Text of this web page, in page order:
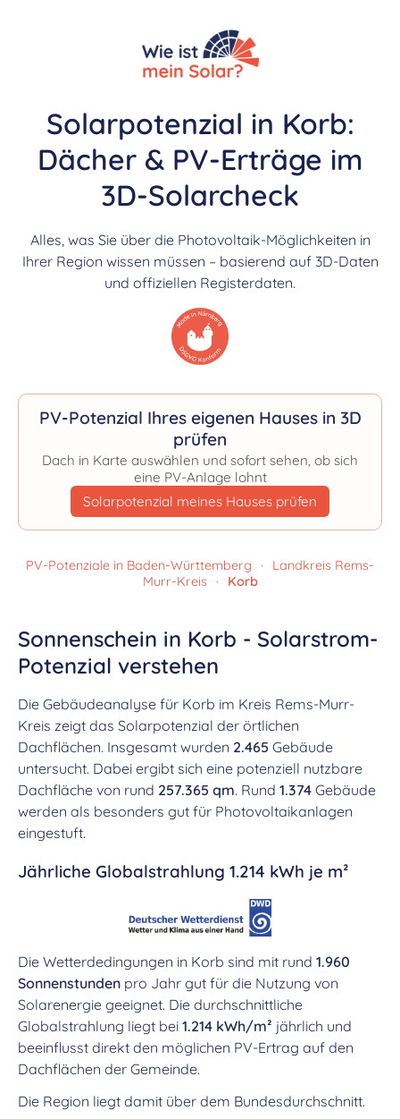
Solarpotenzial in Korb:
Dächer & PV-Erträge im
3D-Solarcheck
Alles, was Sie über die Photovoltaik-Möglichkeiten in
Ihrer Region wissen müssen – basierend auf 3D-Daten
und offiziellen Registerdaten.
PV-Potenzial Ihres eigenen Hauses in 3D
prüfen
Dach in Karte auswählen und sofort sehen, ob sich
eine PV-Anlage lohnt
Solarpotenzial meines Hauses prüfen
PV-Potenziale in Baden-Württemberg ·
Landkreis Rems-
Murr-Kreis
· Korb
Sonnenschein in Korb - Solarstrom-
Potenzial verstehen
Die Gebäudeanalyse für Korb im Kreis Rems-Murr-
Kreis zeigt das Solarpotenzial der örtlichen
Dachflächen. Insgesamt wurden 2.465 Gebäude
untersucht. Dabei ergibt sich eine potenziell nutzbare
Dachfläche von rund 257.365 qm. Rund 1.374 Gebäude
werden als besonders gut für Photovoltaikanlagen
eingestuft.
Jährliche Globalstrahlung 1.214 kWh je m²
Die Wetterdedingungen in Korb sind mit rund 1.960
Sonnenstunden pro Jahr gut für die Nutzung von
Solarenergie geeignet. Die durchschnittliche
Globalstrahlung liegt bei 1.214 kWh/m² jährlich und
beeinflusst direkt den möglichen PV-Ertrag auf den
Dachflächen der Gemeinde.
Die Region liegt damit über dem Bundesdurchschnitt.